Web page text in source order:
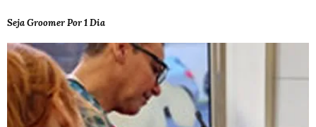
Seja Groomer Por 1 Dia